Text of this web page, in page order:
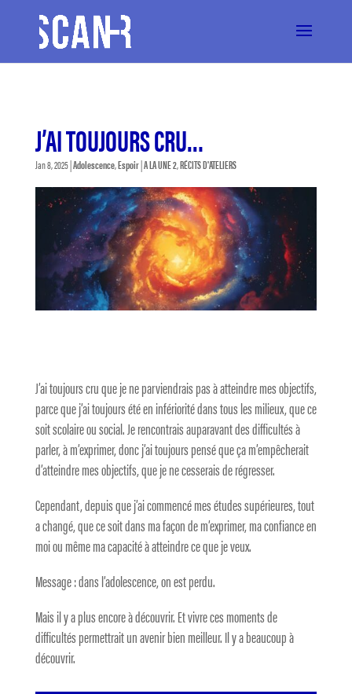
J’AI TOUJOURS CRU…
Jan 8, 2025|Adolescence,Espoir|A LA UNE 2,RÉCITS D'ATELIERS
J’ai toujours cru que je ne parviendrais pas à atteindre mes objectifs,
parce que j’ai toujours été en infériorité dans tous les milieux, que ce
soit scolaire ou social. Je rencontrais auparavant des difficultés à
parler, à m’exprimer, donc j’ai toujours pensé que ça m’empêcherait
d’atteindre mes objectifs, que je ne cesserais de régresser.
Cependant, depuis que j’ai commencé mes études supérieures, tout
a changé, que ce soit dans ma façon de m’exprimer, ma confiance en
moi ou même ma capacité à atteindre ce que je veux.
Message : dans l’adolescence, on est perdu.
Mais il y a plus encore à découvrir. Et vivre ces moments de
difficultés permettrait un avenir bien meilleur. Il y a beaucoup à
découvrir.